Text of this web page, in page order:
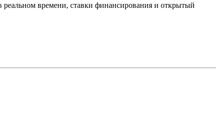
времени, ставки финансирования и открытый